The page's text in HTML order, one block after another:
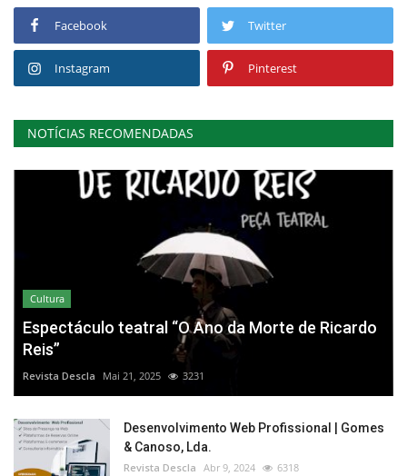
Facebook Twitter
Instagram Pinterest
NOTÍCIAS RECOMENDADAS
Cultura
Espectáculo teatral “O Ano da Morte de Ricardo
Reis”
Revista Descla Mai 21, 2025 3231
Desenvolvimento Web Profissional | Gomes
& Canoso, Lda.
Revista Descla Abr 9, 2024 6318